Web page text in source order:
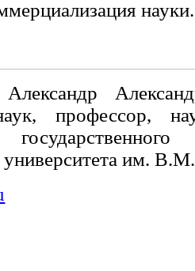
науки.
профессор,
университета им.